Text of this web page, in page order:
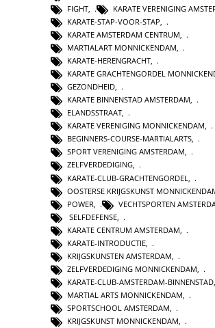
FIGHT
KARATE VERENIGING
KARATE-STAP-VOOR-STAP
KARATE AMSTERDAM CENTRUM
MARTIALART MONNICKENDAM
KARATE-HERENGRACHT
KARATE GRACHTENGORDEL
GEZONDHEID,
KARATE BINNENSTAD AMSTERDAM,
ELANDSSTRAAT,
KARATE VERENIGING MONNICKENDAM,
BEGINNERS-COURSE-MARTIALARTS,
SPORT VERENIGING AMSTERDAM,
ZELFVERDEDIGING,
KARATE-CLUB-GRACHTENGORDEL
OOSTERSE KRIJGSKUNST
POWER
VECHTSPORTEN
SELFDEFENSE
KARATE CENTRUM AMSTERDAM
KARATE-INTRODUCTIE
KRIJGSKUNSTEN AMSTERDAM
ZELFVERDEDIGING MONNICKENDAM
KARATE-CLUB-AMSTERDAM-BINNENSTAD,
MARTIAL ARTS MONNICKENDAM,
SPORTSCHOOL AMSTERDAM,
KRIJGSKUNST MONNICKENDAM,